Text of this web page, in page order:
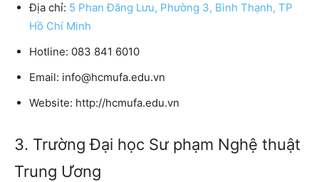
Địa chỉ: 5 Phan Đăng Lưu, Phường 3, Bình Thạnh, TP
Hồ Chí Minh
Hotline: 083 841 6010
Email: info@hcmufa.edu.vn
Website: http://hcmufa.edu.vn
3. Trường Đại học Sư phạm Nghệ thuật
Trung Ương